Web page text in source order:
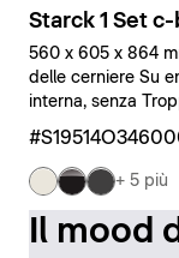
Starck 1 Set
560 x 605 x 864
delle cerniere Su
interna, senza
+ 5 più
Il mood